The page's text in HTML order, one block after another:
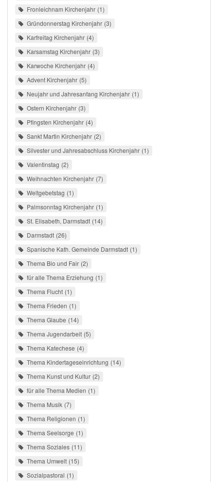
Fronleichnam Kirchenjahr 1
Gründonnerstag Kirchenjahr 3
Karfreitag Kirchenjahr 4
Karsamstag Kirchenjahr 3
Karwoche Kirchenjahr 4
Advent Kirchenjahr 5
Neujahr und Jahresanfang Kirchenjahr 1
Ostern Kirchenjahr 3
Pfingsten Kirchenjahr 4
Sankt Martin Kirchenjahr 2
Silvester und Jahresabschluss Kirchenjahr 1
Valentinstag 2
Weihnachten Kirchenjahr 7
Weltgebetstag 1
Palmsonntag Kirchenjahr 1
St. Elisabeth, Darmstadt 14
Darmstadt 26
Spanische Kath. Gemeinde Darmstadt 1
Thema Bio und Fair 2
für alle Thema Erziehung 1
Thema Flucht 1
Thema Frieden 1
Thema Glaube 14
Thema Jugendarbeit 5
Thema Katechese 4
Thema Kindertageseinrichtung 14
Thema Kunst und Kultur 2
für alle Thema Medien 1
Thema Musik 7
Thema Religionen 1
Thema Seelsorge 1
Thema Soziales 11
Thema Umwelt 15
Sozialpastoral 1